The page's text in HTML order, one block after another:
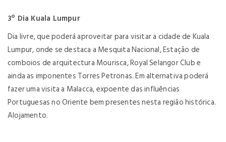
3º Dia Kuala Lumpur
Dia livre, que poderá aproveitar para visitar a cidade de Kuala
Lumpur, onde se destaca a Mesquita Nacional, Estação de
comboios de arquitectura Mourisca, Royal Selangor Club e
ainda as imponentes Torres Petronas. Em alternativa poderá
fazer uma visita a Malacca, expoente das influências
Portuguesas no Oriente bem presentes nesta região histórica.
Alojamento.